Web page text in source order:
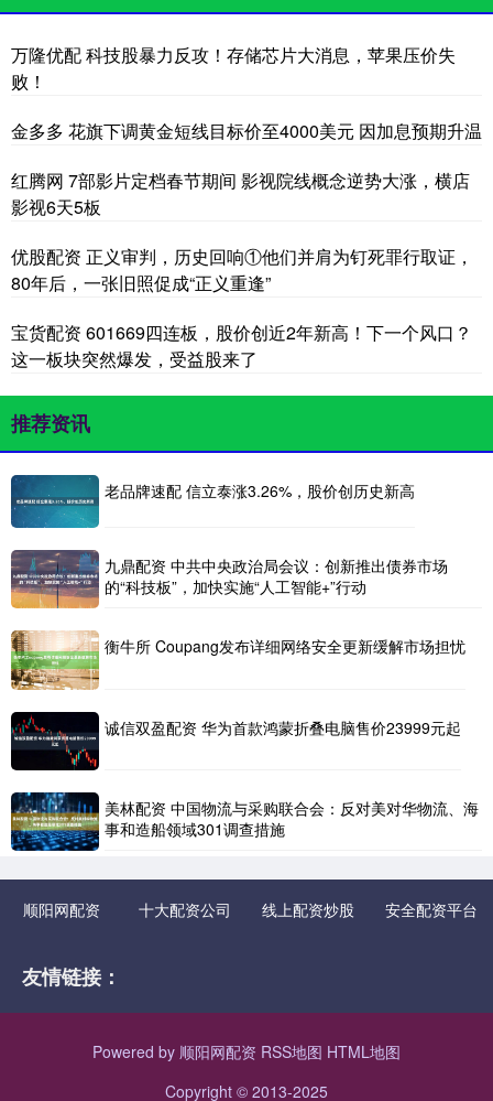
万隆优配 科技股暴力反攻！存储芯片大消息，苹果压价失
败！
金多多 花旗下调黄金短线目标价至4000美元 因加息预期升温
红腾网 7部影片定档春节期间 影视院线概念逆势大涨，横店
影视6天5板
优股配资 正义审判，历史回响①他们并肩为钉死罪行取证，
80年后，一张旧照促成“正义重逢”
宝货配资 601669四连板，股价创近2年新高！下一个风口？
这一板块突然爆发，受益股来了
推荐资讯
老品牌速配 信立泰涨3.26%，股价创历史新高
九鼎配资 中共中央政治局会议：创新推出债券市场
的“科技板”，加快实施“人工智能+”行动
衡牛所 Coupang发布详细网络安全更新缓解市场担忧
诚信双盈配资 华为首款鸿蒙折叠电脑售价23999元起
美林配资 中国物流与采购联合会：反对美对华物流、海
事和造船领域301调查措施
顺阳网配资 十大配资公司 线上配资炒股 安全配资平台
友情链接：
Powered by 顺阳网配资 RSS地图 HTML地图
Copyright © 2013-2025